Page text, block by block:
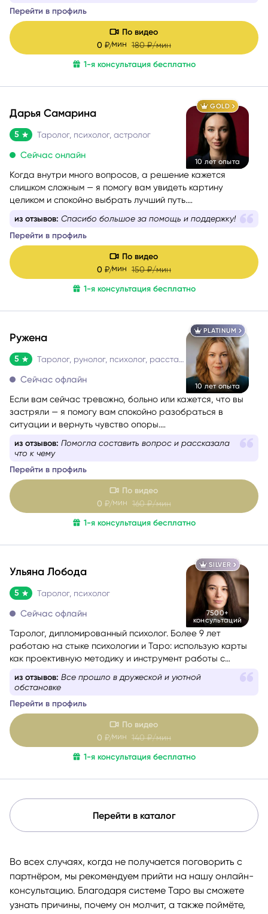
её внутреннюю логику, причины и возможные варианты
развития, чтобы вы могли опереться на это в своих
решениях. Я не работаю через оценки «правильно/
неправильно». Я помогаю увидеть картину честно и
спокойно — и выбрать тот путь, который будет для вас
Перейти в профиль
По видео
0 ₽/мин180 ₽/мин
1-я консультация бесплатно
GOLD
10 лет опыта
Дарья Самарина
5 Таролог, психолог, астролог
Сейчас онлайн
Когда внутри много вопросов, а решение кажется
слишком сложным — я помогу вам увидеть картину
целиком и спокойно выбрать лучший путь.
помогая людям проходить сложные этапы жизни
осознанно и с опорой на себя.
из отзывов: Всего 10 минут, но мы очень много успели.
Перейти в профиль
По видео
0 ₽/мин150 ₽/мин
1-я консультация бесплатно
PLATINUM
10 лет опыта
Ружена
5 Таролог, рунолог, психолог, расстановщик
Сейчас офлайн
Если вам сейчас тревожно, больно или кажется, что вы
застряли — я помогу вам спокойно разобраться в
ситуации и вернуть чувство опоры.
осуждённой. Я мягко и бережно проведу вас через
решение, которое принесёт облегчение.
из отзывов: Помогла составить вопрос и рассказала
что к чему
Перейти в профиль
По видео
0 ₽/мин 160 ₽/мин
1-я консультация бесплатно
SILVER
7500+
консультаций
Ульяна Лобода
5 Таролог, психолог
Сейчас офлайн
Таролог, дипломированный психолог. Более 9 лет
работаю на стыке психологии и Таро: использую карты
как проективную методику и инструмент работы с
из отзывов: Все прошло в дружеской и уютной
обстановке
Перейти в профиль
По видео
0 ₽/мин140 ₽/мин
1-я консультация бесплатно
Перейти в каталог
Во всех случаях, когда не получается поговорить с
партнёром, мы рекомендуем прийти на нашу онлайн-
консультацию. Благодаря системе Таро вы сможете
узнать причины, почему он молчит, а также поймёте,